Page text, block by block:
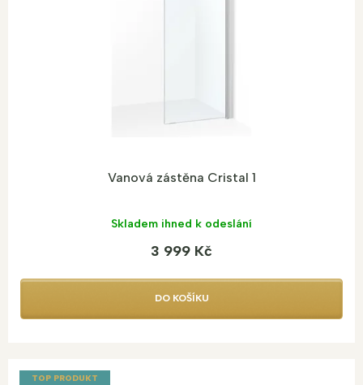
Vanová zástěna Cristal 1
Skladem ihned k odeslání
3 999 Kč
DO KOŠÍKU
TOP PRODUKT